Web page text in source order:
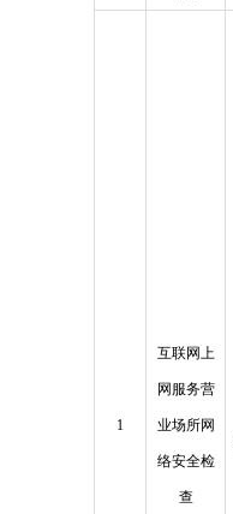
1
互联网上
网服务营
业场所网
络安全检
查